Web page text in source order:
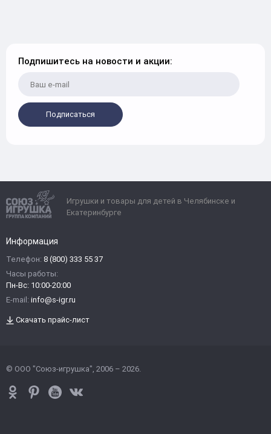
Подпишитесь на новости и акции:
Подписаться
Игрушки и товары для детей в Челябинске и
Екатеринбурге
Информация
Телефон: 8 (800) 333 55 37
Часы работы:
Пн-Вс: 10:00-20:00
E-mail: info@s-igr.ru
Скачать прайс-лист
© ООО "Союз-игрушка", 2006 – 2026.